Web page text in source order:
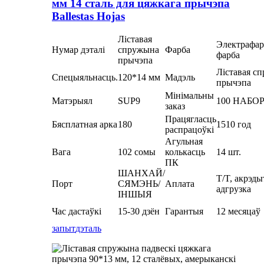
мм 14 сталь для цяжкага прычэпа
Ballestas Hojas
Нумар дэталі
Ліставая
спружына
прычэпа
Фарба
фарба
Спецыяльнасць.120*14 мм Мадэль
Ліставая
прычэпа
Матэрыял
SUP9
Мінімальны
заказ
100
Бясплатная арка180
Працягласць
распрацоўкі
1510 год
Вага 102 сомы
Агульная
колькасць
ПК
14 шт.
Порт
ШАНХАЙ/
СЯМЭНЬ/
ІНШЫЯ
Аплата
T/T,
адгрузка
Час дастаўкі 15-30 дзён Гарантыя
12 месяцаў
запытдэталь